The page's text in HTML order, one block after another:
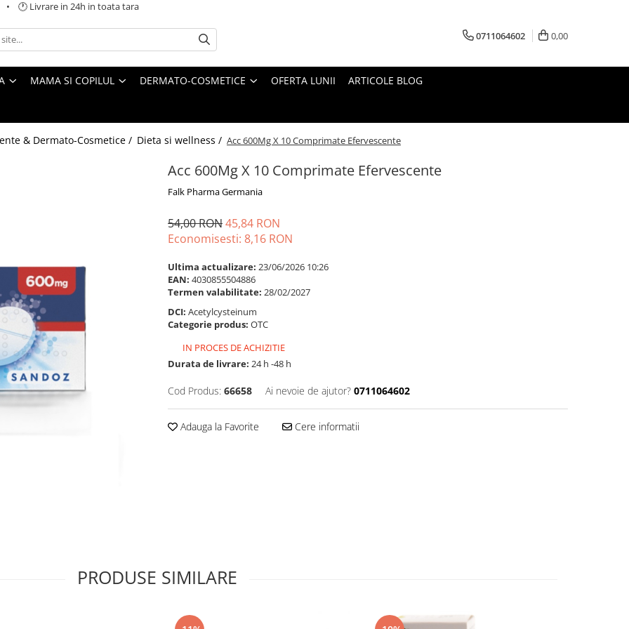
• 🕐 Livrare in 24h in toata tara
0711064602 0,00
MAMA SI COPILUL DERMATO-COSMETICE OFERTA LUNII ARTICOLE BLOG
& Dermato-Cosmetice / Dieta si wellness / Acc 600Mg X 10 Comprimate Efervescente
Acc 600Mg X 10 Comprimate Efervescente
Falk Pharma Germania
54,00 RON45,84 RON
Economisesti: 8,16 RON
Ultima actualizare: 23/06/2026 10:26
EAN: 4030855504886
Termen valabilitate: 28/02/2027
DCI: Acetylcysteinum
Categorie produs: OTC
IN PROCES DE ACHIZITIE
Durata de livrare: 24 h -48 h
Cod Produs: 66658 Ai nevoie de ajutor? 0711064602
Adauga la Favorite Cere informatii
PRODUSE SIMILARE